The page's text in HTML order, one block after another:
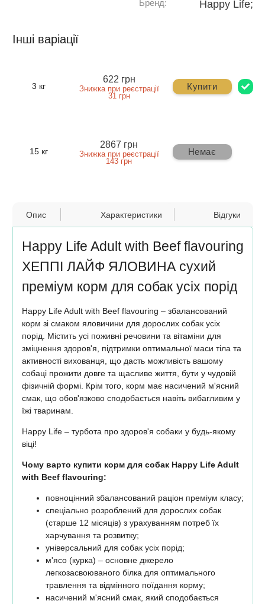
Бренд:
Happy Life;
Інші варіації
3 кг
622 грн
Знижка при реєстрації
31 грн
Купити
15 кг
2867 грн
Знижка при реєстрації
143 грн
Немає
Опис Характеристики Відгуки
Happy Life Adult with Beef flavouring
ХЕППІ ЛАЙФ ЯЛОВИНА сухий
преміум корм для собак усіх порід
Happy Life Adult with Beef flavouring – збалансований
корм зі смаком яловичини для дорослих собак усіх
порід. Містить усі поживні речовини та вітаміни для
зміцнення здоров'я, підтримки оптимальної маси тіла та
активності вихованця, що дасть можливість вашому
собаці прожити довге та щасливе життя, бути у чудовій
фізичній формі. Крім того, корм має насичений м'ясний
смак, що обов'язково сподобається навіть вибагливим у
їжі тваринам.
Happy Life – турбота про здоров'я собаки у будь-якому
віці!
Чому варто купити корм для собак Happy Life Adult
with Beef flavouring:
повноцінний збалансований раціон преміум класу;
спеціально розроблений для дорослих собак
(старше 12 місяців) з урахуванням потреб їх
харчування та розвитку;
універсальний для собак усіх порід;
м'ясо (курка) – основне джерело
легкозасвоюваного білка для оптимального
травлення та відмінного поїдання корму;
насичений м'ясний смак, який сподобається